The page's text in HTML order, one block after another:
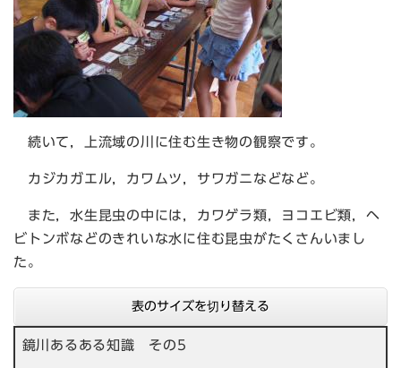
続いて，上流域の川に住む生き物の観察です。
カジカガエル，カワムツ，サワガニなどなど。
また，水生昆虫の中には，カワゲラ類，ヨコエビ類，ヘ
ビトンボなどのきれいな水に住む昆虫がたくさんいまし
た。
表のサイズを切り替える
鏡川あるある知識 その5